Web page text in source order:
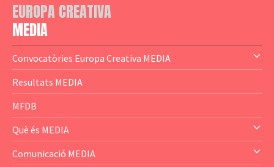
EUROPA CREATIVA
MEDIA
Convocatòries Europa Creativa MEDIA
— Content Cluster
— Business Cluster
— Audience Cluster
— Altres
Resultats MEDIA
MFDB
Què és MEDIA
— El subprograma MEDIA
Comunicació MEDIA